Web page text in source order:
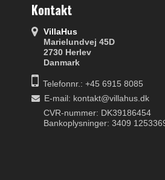
Kontakt
VillaHus
Marielundvej 45D
2730 Herlev
Danmark
Telefonnr.: +45 6915 8085
E-mail: kontakt@villahus.dk
CVR-nummer: DK39186454
Bankoplysninger: 3409